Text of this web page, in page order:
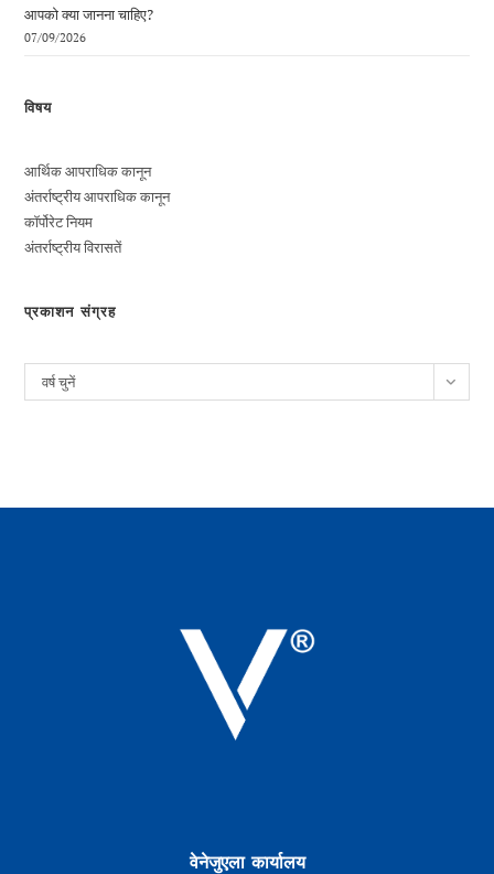
आपको क्या जानना चाहिए?
07/09/2026
विषय
आर्थिक आपराधिक कानून
अंतर्राष्ट्रीय आपराधिक कानून
कॉर्पोरेट नियम
अंतर्राष्ट्रीय विरासतें
प्रकाशन संग्रह
पुरालेख
वर्ष चुनें
वेनेजुएला कार्यालय